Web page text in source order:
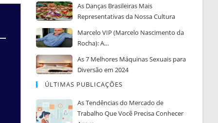
As Danças Brasileiras Mais
Representativas da Nossa Cultura
Marcelo VIP (Marcelo Nascimento da
Rocha): A…
As 7 Melhores Máquinas Sexuais para
Diversão em 2024
ÚLTIMAS PUBLICAÇÕES
As Tendências do Mercado de
Trabalho Que Você Precisa Conhecer